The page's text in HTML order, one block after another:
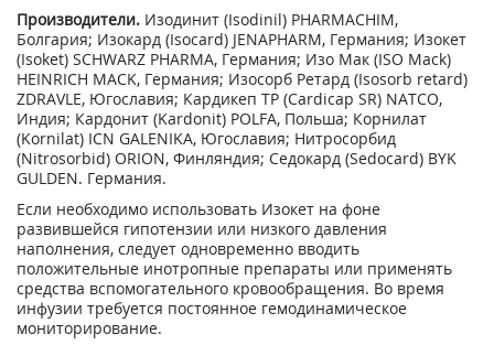
Производители. Изодинит (Isodinil) PHARMACHIM,
Болгария; Изокард (Isocard) JENAPHARM, Германия; Изокет
(Isoket) SCHWARZ PHARMA, Германия; Изо Мак (ISO Mack)
HEINRICH MACK, Германия; Изосорб Ретард (Isosorb retard)
ZDRAVLE, Югославия; Кардикеп ТР (Cardicap SR) NATCO,
Индия; Кардонит (Kardonit) POLFA, Польша; Корнилат
(Kornilat) ICN GALENIKA, Югославия; Нитросорбид
(Nitrosorbid) ORION, Финляндия; Седокард (Sedocard) BYK
GULDEN. Германия.
Если необходимо использовать Изокет на фоне
развившейся гипотензии или низкого давления
наполнения, следует одновременно вводить
положительные инотропные препараты или применять
средства вспомогательного кровообращения. Во время
инфузии требуется постоянное гемодинамическое
мониторирование.